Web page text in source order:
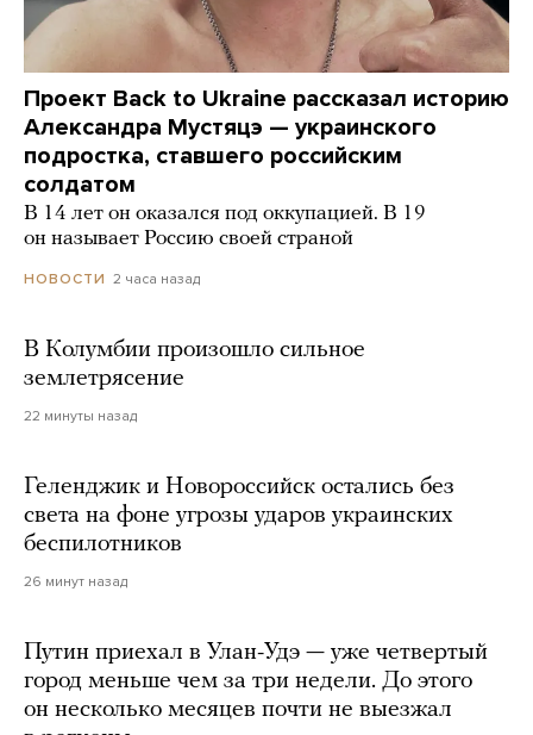
Проект Back to Ukraine рассказал историю
Александра Мустяцэ — украинского
подростка, ставшего российским
солдатом
В 14 лет он оказался под оккупацией. В 19
он называет Россию своей страной
НОВОСТИ 2 часа назад
В Колумбии произошло сильное
землетрясение
22 минуты назад
Геленджик и Новороссийск остались без
света на фоне угрозы ударов украинских
беспилотников
26 минут назад
Путин приехал в Улан-Удэ — уже четвертый
город меньше чем за три недели. До этого
он несколько месяцев почти не выезжал